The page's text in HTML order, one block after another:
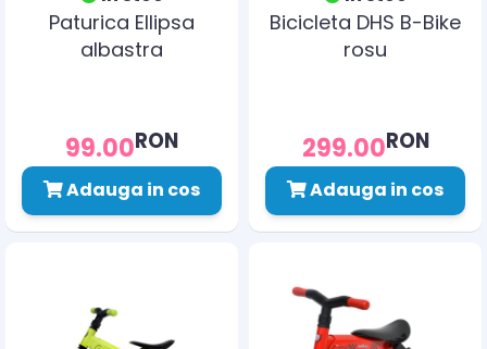
Paturica Ellipsa
albastra
99.00RON
Adauga in cos
Bicicleta DHS B-Bike
rosu
299.00RON
Adauga in cos